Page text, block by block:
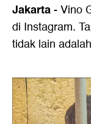
Jakarta- Vino
di Instagram.
tidak lain